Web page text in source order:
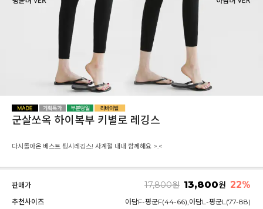
군살쏘옥 하이복부 키별로 레깅스
다시돌아온 베스트 핑시레깅스! 사계절 내내 함께해요 >.<
판매가 17,800원 13,800원 22%
추천사이즈 아담F-평균F(44-66),아담L-평균L(77-88)